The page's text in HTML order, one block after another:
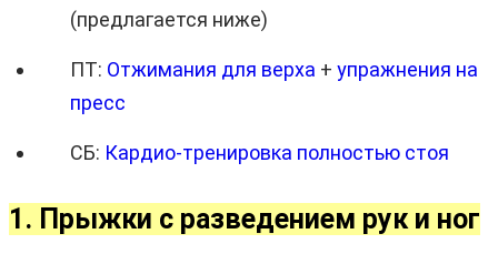
(предлагается ниже)
ПТ: Отжимания для верха + упражнения на
пресс
СБ: Кардио-тренировка полностью стоя
1. Прыжки с разведением рук и ног